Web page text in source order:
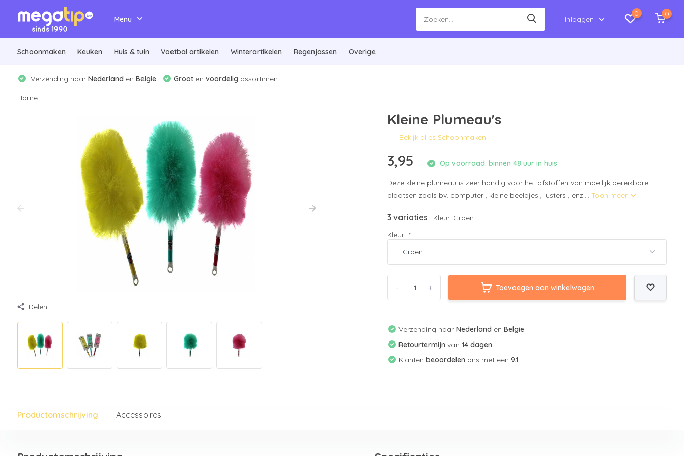
Menu Inloggen
0 0
Schoonmaken Keuken Huis & tuin Voetbal artikelen Winterartikelen Regenjassen Overige
Verzending naar Nederland en Belgie Grooten voordelig assortiment
Home
Delen
Kleine Plumeau's
Bekijk alles Schoonmaken
3,95 Op voorraad: binnen 48 uur in huis
Deze kleine plumeau is zeer handig voor het afstoffen van moeilijk bereikbare
plaatsen zoals bv. computer , kleine beeldjes , lusters , enz....Toon meer
3 variaties
Kleur: Groen
Kleur: *
+
- Toevoegen aan winkelwagen
Verzending naarNederland enBelgie
Retourtermijn van14 dagen
Klantenbeoordelen ons met een9.1
Productomschrijving Accessoires